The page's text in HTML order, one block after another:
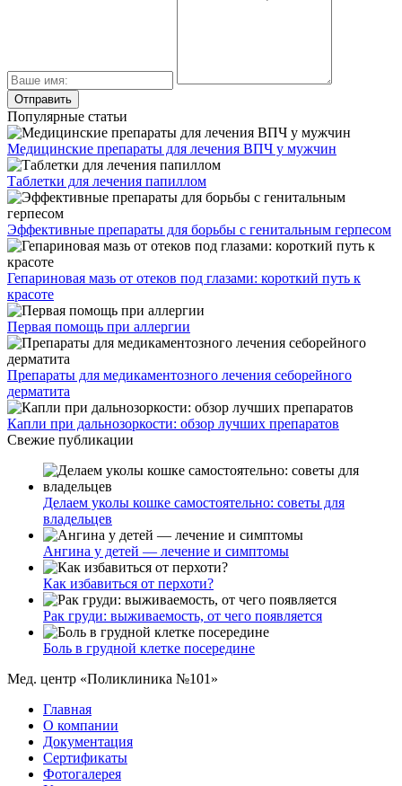
Популярные статьи
Медицинские препараты для лечения ВПЧ у мужчин
Таблетки для лечения папиллом
Эффективные препараты для борьбы с генитальным герпесом
Гепариновая мазь от отеков под глазами: короткий путь к
красоте
Первая помощь при аллергии
Препараты для медикаментозного лечения себорейного
дерматита
Капли при дальнозоркости: обзор лучших препаратов
Свежие публикации
Делаем уколы кошке самостоятельно: советы для
владельцев
Ангина у детей — лечение и симптомы
Как избавиться от перхоти?
Рак груди: выживаемость, от чего появляется
Боль в грудной клетке посередине
Мед. центр «Поликлиника №101»
Главная
О компании
Документация
Сертификаты
Фотогалерея